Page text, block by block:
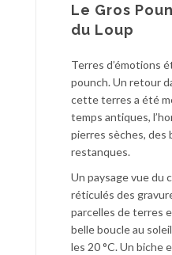
Le Gros
du Loup
Terres d’émotions
pounch. Un retour
cette terres a été
temps antiques,
pierres sèches, des
restanques.
Un paysage vue du
réticulés des
parcelles de terres
belle boucle au
les 20 °C. Un biche